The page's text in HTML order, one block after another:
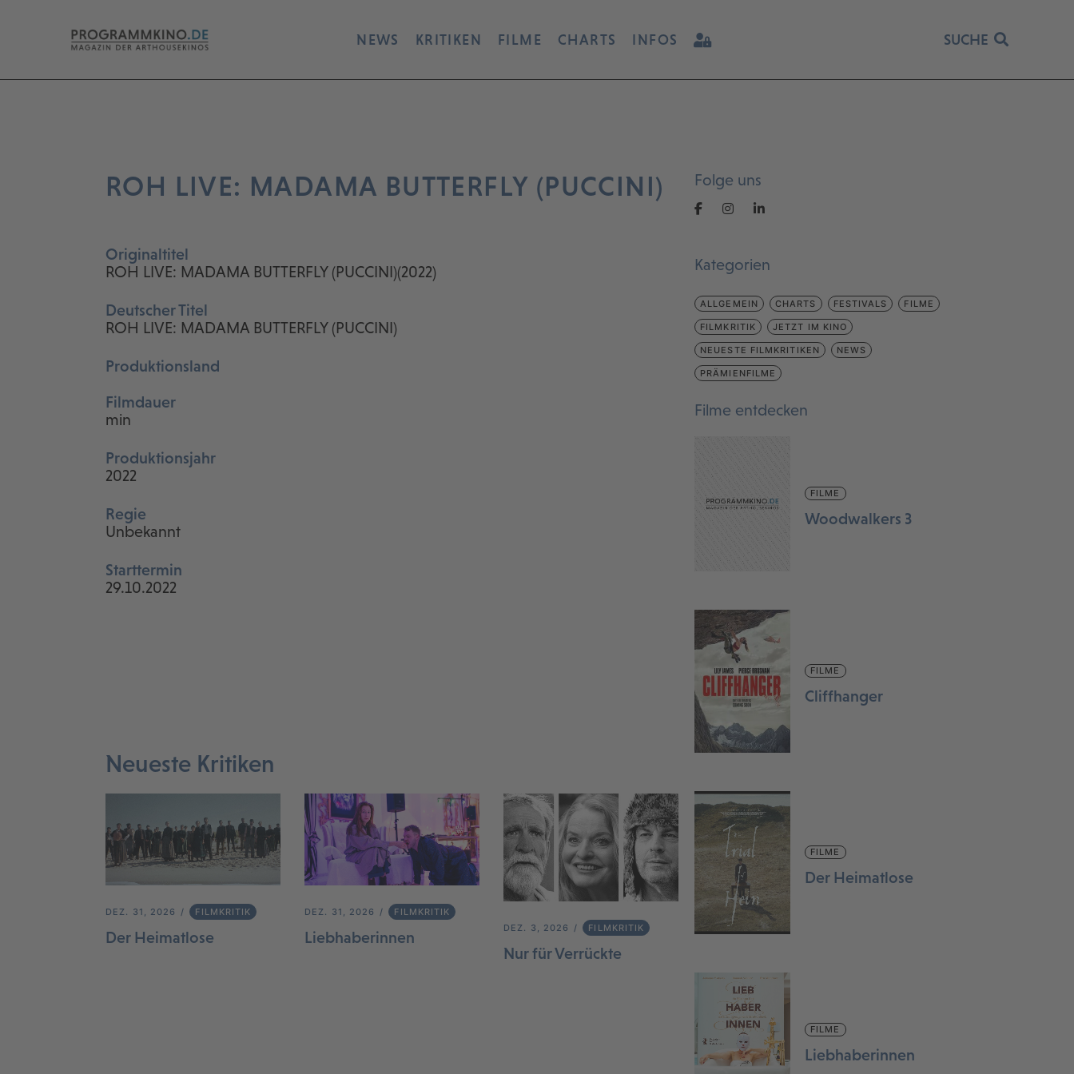
NEWS KRITIKEN FILME CHARTS INFOS SUCHE
ROH LIVE: MADAMA BUTTERFLY (PUCCINI)
Originaltitel
ROH LIVE: MADAMA BUTTERFLY (PUCCINI)(2022)
Deutscher Titel
ROH LIVE: MADAMA BUTTERFLY (PUCCINI)
Produktionsland
Filmdauer
min
Produktionsjahr
2022
Regie
Unbekannt
Starttermin
29.10.2022
Neueste Kritiken
DEZ. 31, 2026 FILMKRITIK
Der Heimatlose
DEZ. 31, 2026 FILMKRITIK
Liebhaberinnen
DEZ. 3, 2026 FILMKRITIK
Nur für Verrückte
Folge uns
Kategorien
ALLGEMEIN CHARTS FESTIVALS FILME
FILMKRITIK JETZT IM KINO
NEUESTE FILMKRITIKEN NEWS
PRÄMIENFILME
Filme entdecken
FILME
Woodwalkers 3
FILME
Cliffhanger
FILME
Der Heimatlose
FILME
Liebhaberinnen